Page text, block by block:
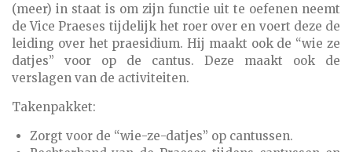
(meer) in staat is om zijn functie uit te oefenen neemt
de Vice Praeses tijdelijk het roer over en voert deze de
leiding over het praesidium. Hij maakt ook de “wie ze
datjes” voor op de cantus. Deze maakt ook de
verslagen van de activiteiten.
Takenpakket:
Zorgt voor de “wie-ze-datjes” op cantussen.